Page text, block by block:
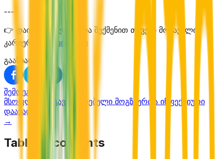
---
👉 დაიწყეთ დღესვე და შექმენით თქვენი მომავალი
კარიერა:
Dabudu.com
გააზიარე:
შემდეგი
მსოფლიოში გავრცელებული მოგზაურთა ინფექციური
დაავადებები
→
Table of contents